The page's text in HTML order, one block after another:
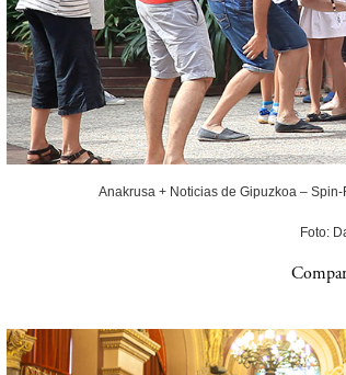
Anakrusa + Noticias de Gipuzkoa –
Foto: